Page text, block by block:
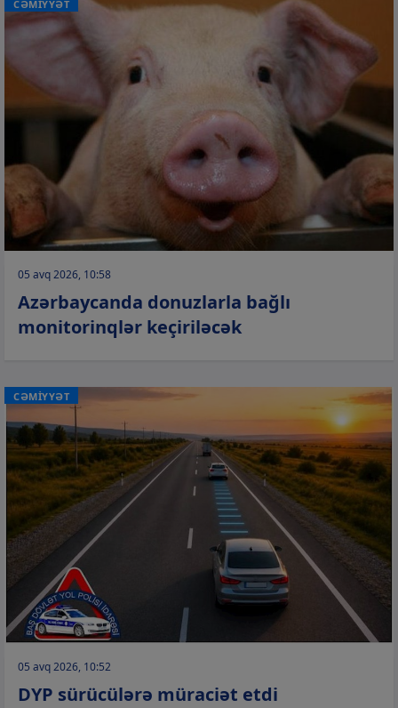
CƏMİYYƏT
05 avq 2026, 10:58
Azərbaycanda donuzlarla bağlı
monitorinqlər keçiriləcək
CƏMİYYƏT
05 avq 2026, 10:52
DYP sürücülərə müraciət etdi